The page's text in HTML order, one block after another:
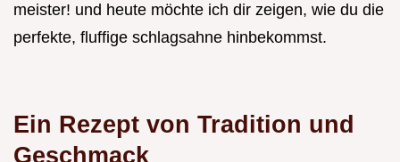
meister! und heute möchte ich dir zeigen, wie du die
perfekte, fluffige schlagsahne hinbekommst.
Ein Rezept von Tradition und
Geschmack